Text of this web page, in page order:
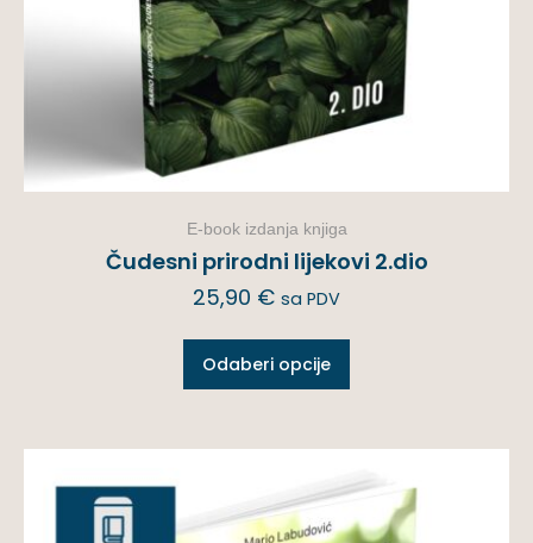
E-book izdanja knjiga
Čudesni prirodni lijekovi 2.dio
25,90 € sa PDV
Odaberi opcije